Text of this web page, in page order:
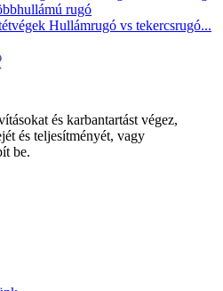
Hullámrugó vs tekercsrugó...
és karbantartást végez,
és teljesítményét, vagy
be.